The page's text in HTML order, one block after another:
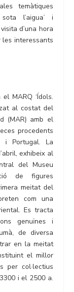
temàtiques
sota l’aigua’ i
d’una hora
interessants
MARQ ‘Ídols.
al costat del
(MAR) amb el
procedents
i Portugal. La
exhibeix al
del Museu
de figures
meitat del
com una
Es tracta
genuïnes i
de diversa
en la meitat
el millor
per col·lectius
i el 2500 a.